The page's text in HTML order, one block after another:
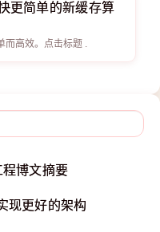
更简单的新缓存算
而高效。点击标题 .
博文摘要
现更好的架构